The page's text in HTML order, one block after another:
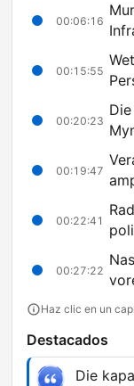
00:06:16
00:15:55
00:20:23
00:19:47
00:22:41
00:27:22
Haz clic en un
Destacados
Die